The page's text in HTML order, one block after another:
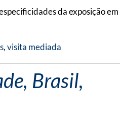
da exposição em
,visita mediada
Brasil,